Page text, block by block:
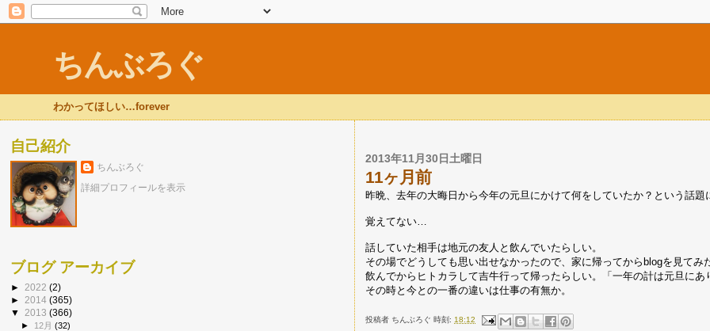
ちんぶろぐ
わかってほしい…forever
2013年11月30日土曜日
11ヶ月前
昨晩、去年の大晦日から今年の元旦にかけて何をしていたか？という話題
覚えてない…
話していた相手は地元の友人と飲んでいたらしい。
その場でどうしても思い出せなかったので、家に帰ってからblogを見てみ
飲んでからヒトカラして吉牛行って帰ったらしい。「一年の計は元旦にあ
その時と今との一番の違いは仕事の有無か。
投稿者 ちんぶろぐ 時刻:18:12
自己紹介
ちんぶろぐ
詳細プロフィールを表示
ブログ アーカイブ
► 2022 (2)
► 2014 (365)
▼ 2013 (366)
► 12月(32)